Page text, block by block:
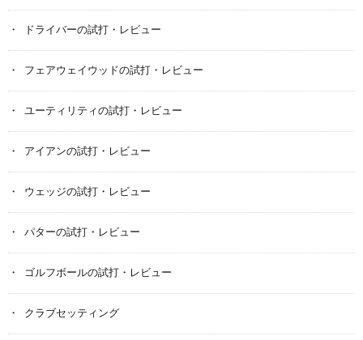
ドライバーの試打・レビュー
フェアウェイウッドの試打・レビュー
ユーティリティの試打・レビュー
アイアンの試打・レビュー
ウェッジの試打・レビュー
パターの試打・レビュー
ゴルフボールの試打・レビュー
クラブセッティング